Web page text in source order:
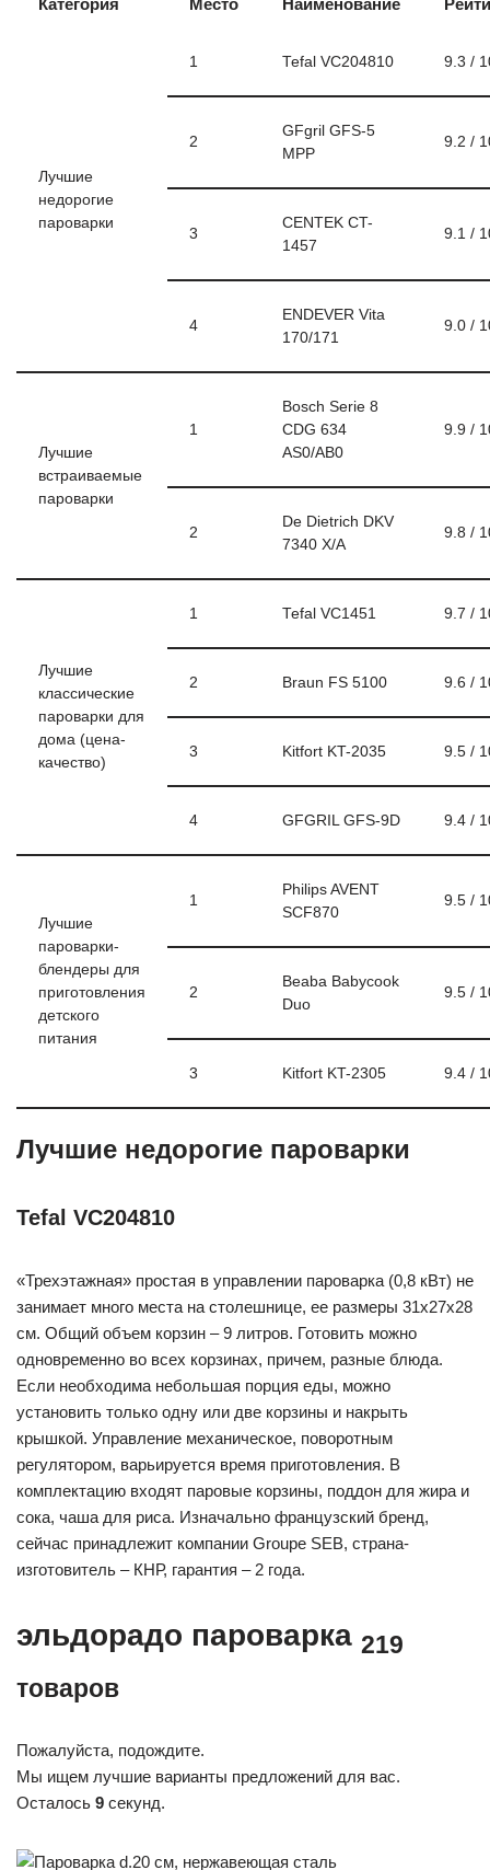
Лучшие
недорогие
пароварки
1 Tefal VC204810 9.3 /
2
GFgril GFS-5
MPP
9.2 /
3
CENTEK CT-
1457
9.1 /
4
ENDEVER Vita
170/171
9.0 /
Лучшие
встраиваемые
пароварки
1
Bosch Serie 8
CDG 634
AS0/AB0
9.9 /
2
De Dietrich DKV
7340 X/A
9.8 /
Лучшие
классические
пароварки для
дома (цена-
качество)
1 Tefal VC1451 9.7 /
2 Braun FS 5100 9.6 /
3 Kitfort KT-2035 9.5 /
4 GFGRIL GFS-9D 9.4 /
Лучшие
пароварки-
блендеры для
приготовления
детского
питания
1
Philips AVENT
SCF870
9.5 /
2
Beaba Babycook
Duo
9.5 /
3 Kitfort KT-2305 9.4 /
Лучшие недорогие пароварки
Tefal VC204810
«Трехэтажная» простая в управлении пароварка (0,8 кВт) не
занимает много места на столешнице, ее размеры 31х27х28
см. Общий объем корзин – 9 литров. Готовить можно
одновременно во всех корзинах, причем, разные блюда.
Если необходима небольшая порция еды, можно
установить только одну или две корзины и накрыть
крышкой. Управление механическое, поворотным
регулятором, варьируется время приготовления. В
комплектацию входят паровые корзины, поддон для жира и
сока, чаша для риса. Изначально французский бренд,
сейчас принадлежит компании Groupe SEB, страна-
изготовитель – КНР, гарантия – 2 года.
эльдорадо пароварка 219
товаров
Пожалуйста, подождите.
Мы ищем лучшие варианты предложений для вас.
Осталось 9 секунд.